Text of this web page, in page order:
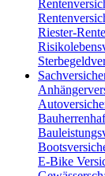
Riester-Rente
E-Bike